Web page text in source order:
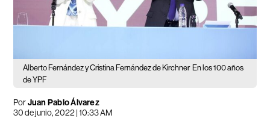
Alberto Fernández y Cristina Fernández de Kirchner En los 100 años
de YPF
PorJuan Pablo Álvarez
30 de junio, 2022 | 10:33 AM